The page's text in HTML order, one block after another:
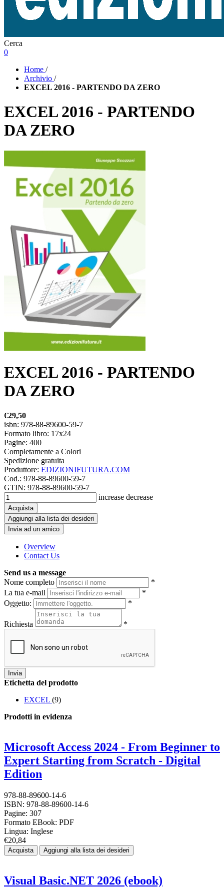
Cerca
0
Home /
Archivio /
EXCEL 2016 - PARTENDO DA ZERO
EXCEL 2016 - PARTENDO
DA ZERO
EXCEL 2016 - PARTENDO
DA ZERO
€29,50
isbn: 978-88-89600-59-7
Formato libro: 17x24
Pagine: 400
Completamente a Colori
Spedizione gratuita
Produttore: EDIZIONIFUTURA.COM
Cod.: 978-88-89600-59-7
GTIN: 978-88-89600-59-7
increase decrease
Acquista
Aggiungi alla lista dei desideri
Invia ad un amico
Overview
Contact Us
Send us a message
Nome completo
*
La tua e-mail
*
Oggetto:
*
Richiesta *
Invia
Etichetta del prodotto
EXCEL (9)
Prodotti in evidenza
Microsoft Access 2024 - From Beginner to
Expert Starting from Scratch - Digital
Edition
978-88-89600-14-6
ISBN: 978-88-89600-14-6
Pagine: 307
Formato EBook: PDF
Lingua: Inglese
€20,84
Acquista Aggiungi alla lista dei desideri
Visual Basic.NET 2026 (ebook)